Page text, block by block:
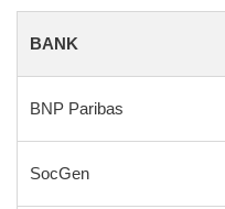
BANK
BNP Paribas
SocGen